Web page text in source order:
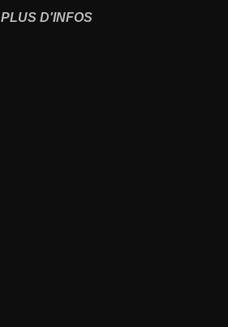
PLUS D'INFOS